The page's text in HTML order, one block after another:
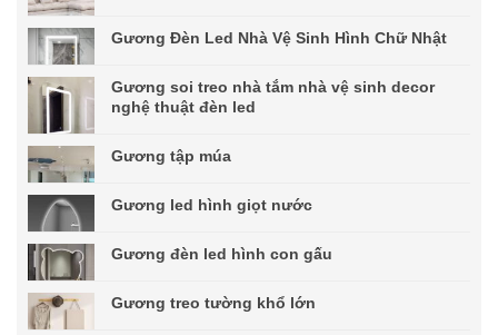
Gương Đèn Led Nhà Vệ Sinh Hình Chữ Nhật
Gương soi treo nhà tắm nhà vệ sinh decor
nghệ thuật đèn led
Gương tập múa
Gương led hình giọt nước
Gương đèn led hình con gấu
Gương treo tường khổ lớn